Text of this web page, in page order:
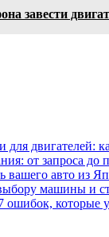
завести
двигателей:
от запроса до
вашего авто из
машины и
ошибок, которые